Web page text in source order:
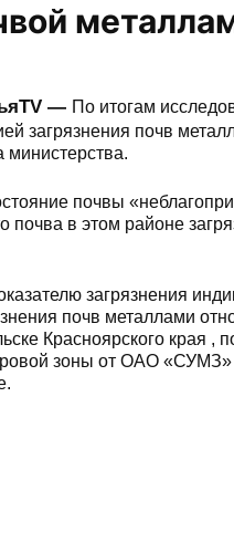
— По итогам
загрязнения почв
министерства.
почвы
почва в этом районе
загрязнения
почв металлами
Красноярского края
зоны от ОАО